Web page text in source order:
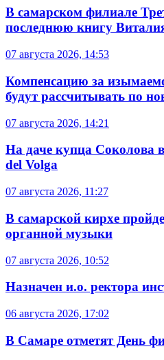
В самарском филиале
последнюю книгу
07 августа 2026, 14:53
Компенсацию за
будут рассчитывать по
07 августа 2026, 14:21
На даче купца Соколова
del Volga
07 августа 2026, 11:27
В самарской кирхе
органной музыки
07 августа 2026, 10:52
Назначен и.о. ректора
06 августа 2026, 17:02
В Самаре отметят День